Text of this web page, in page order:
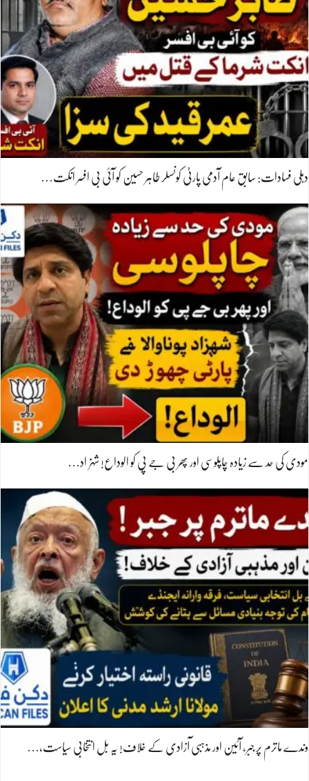
دہلی فسادات: سابق عام آدمی پارٹی کونسلر طاہر حسین کو آئی بی افسر انکت…
مودی کی حد سے زیادہ چاپلوسی اور پھر بی جے پی کو الوداع! شہزاد…
وندے ماترم پر جبر، آئین اور مذہبی آزادی کے خلاف! یہ بل انتخابی سیاست،…